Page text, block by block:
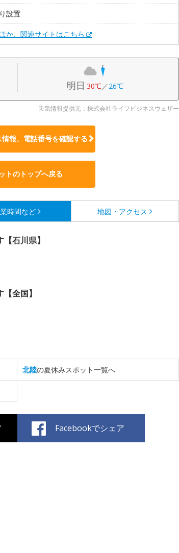
設置
か、関連サイトはこちら
明日 30℃／26℃
天気情報提供元：株式会社ライフビジネスウェザー
報、電話番号を確認する
トのトップへ戻る
時間など 地図・アクセス
石川県】
全国】
北陸の夏休みスポット一覧へ
Facebookでシェア